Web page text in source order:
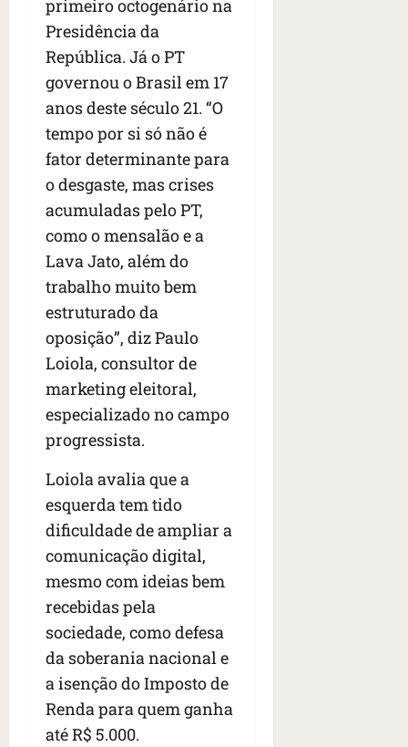
primeiro octogenário na
Presidência da
República. Já o PT
governou o Brasil em 17
anos deste século 21. “O
tempo por si só não é
fator determinante para
o desgaste, mas crises
acumuladas pelo PT,
como o mensalão e a
Lava Jato, além do
trabalho muito bem
estruturado da
oposição”, diz Paulo
Loiola, consultor de
marketing eleitoral,
especializado no campo
progressista.
Loiola avalia que a
esquerda tem tido
dificuldade de ampliar a
comunicação digital,
mesmo com ideias bem
recebidas pela
sociedade, como defesa
da soberania nacional e
a isenção do Imposto de
Renda para quem ganha
até R$ 5.000.